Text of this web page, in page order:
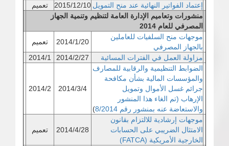
إعتماد الفواتير النهائية عند منح التمويل 2015/12/10
تعميم
منشورات وتعاميم الإدارة العامة لتنظيم وتنمية الجهاز
المصرفي للعام 2014
موجهات منح السلفيات للعاملين
بالجهاز المصرفي
2014/1/20
تعميم
مزاولة العمل في الفترات المسائية
2014/2/27
2014/1
الضوابط التنظيمية والرقابية للمصارف
والمؤسسات المالية بشأن مكافحة
جرائم غسل الأموال وتمويل
الإرهاب (تم الغاء هذا المنشور
والاستعاضة عنه بمنشور رقم 8/2014
)
2014/3/4
2014/2
موجهات إرشادية للالتزام بقانون
الامتثال الضريبي على الحسابات
الخارجية الأمريكية (FATCA)
2014/4/28 تعميم